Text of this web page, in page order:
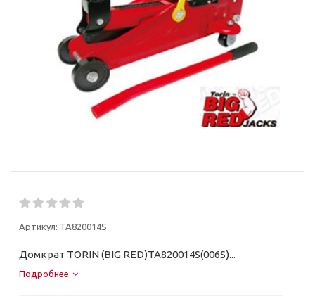
Артикул: TA820014S
Домкрат TORIN (BIG RED)TA820014S(006S)...
Подробнее